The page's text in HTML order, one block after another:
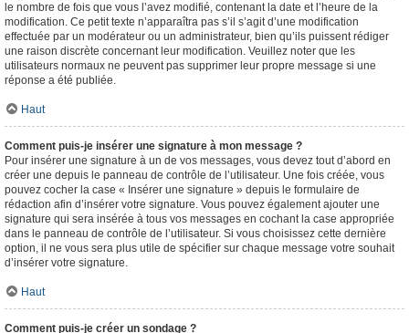
le nombre de fois que vous l’avez modifié, contenant la date et l’heure de la
modification. Ce petit texte n’apparaîtra pas s’il s’agit d’une modification
effectuée par un modérateur ou un administrateur, bien qu’ils puissent rédiger
une raison discrète concernant leur modification. Veuillez noter que les
utilisateurs normaux ne peuvent pas supprimer leur propre message si une
réponse a été publiée.
Haut
Comment puis-je insérer une signature à mon message ?
Pour insérer une signature à un de vos messages, vous devez tout d’abord en
créer une depuis le panneau de contrôle de l’utilisateur. Une fois créée, vous
pouvez cocher la case « Insérer une signature » depuis le formulaire de
rédaction afin d’insérer votre signature. Vous pouvez également ajouter une
signature qui sera insérée à tous vos messages en cochant la case appropriée
dans le panneau de contrôle de l’utilisateur. Si vous choisissez cette dernière
option, il ne vous sera plus utile de spécifier sur chaque message votre souhait
d’insérer votre signature.
Haut
Comment puis-je créer un sondage ?